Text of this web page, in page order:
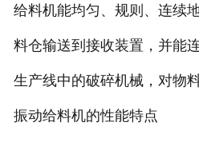
给料机能均匀、规则、连续
料仓输送到接收装置，并能
生产线中的破碎机械，对物
振动给料机的性能特点